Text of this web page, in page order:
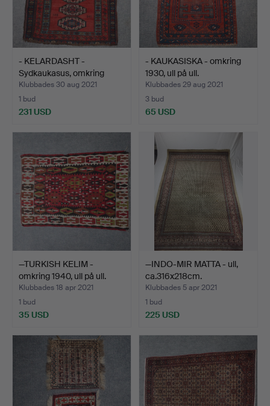
- KELARDASHT -
Sydkaukasus, omkring
1930, …
Klubbades 30 aug 2021
1 bud
231 USD
- KAUKASISKA - omkring
1930, ull på ull.
Klubbades 29 aug 2021
3 bud
65 USD
—TURKISH KELIM -
omkring 1940, ull på ull.
Klubbades 18 apr 2021
1 bud
35 USD
—INDO-MIR MATTA - ull,
ca.316x218cm.
Klubbades 5 apr 2021
1 bud
225 USD